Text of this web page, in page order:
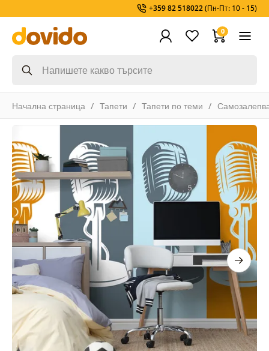
+359 82 518022(Пн-Пт: 10 - 15)
0
Начална страница Тапети Тапети по теми